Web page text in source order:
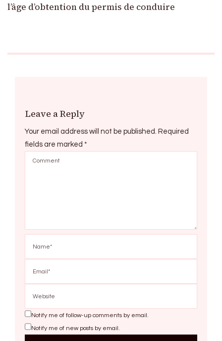
l’âge d’obtention du permis de conduire
Leave a Reply
Your email address will not be published. Required
fields are marked *
Notify me of follow-up comments by email.
Notify me of new posts by email.